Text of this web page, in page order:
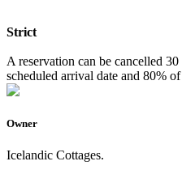
Strict
A reservation can be cancelled
scheduled arrival date and 80%
Owner
Icelandic Cottages.